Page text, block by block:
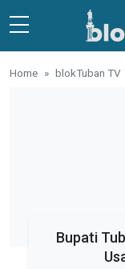
Skip to main content
Home blokTuban TV
Bupati